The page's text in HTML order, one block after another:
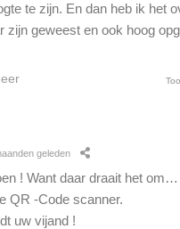
te zijn. En dan heb ik het
zijn geweest en ook hoog
geleden
! Want daar draait het om…
QR -Code scanner.
uw vijand !